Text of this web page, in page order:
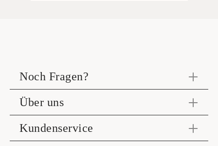
Noch Fragen?
Über uns
Kundenservice